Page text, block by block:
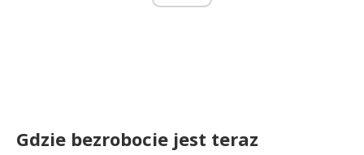
Gdzie bezrobocie jest teraz